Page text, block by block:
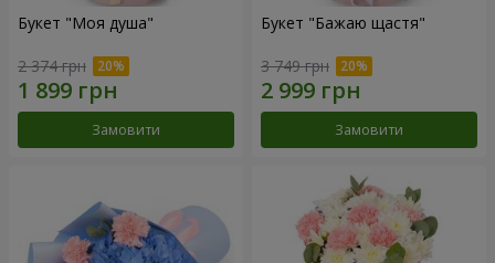
Букет "Моя душа"
2 374 грн
Замовити
Букет "Бажаю щастя"
3 749 грн
Замовити